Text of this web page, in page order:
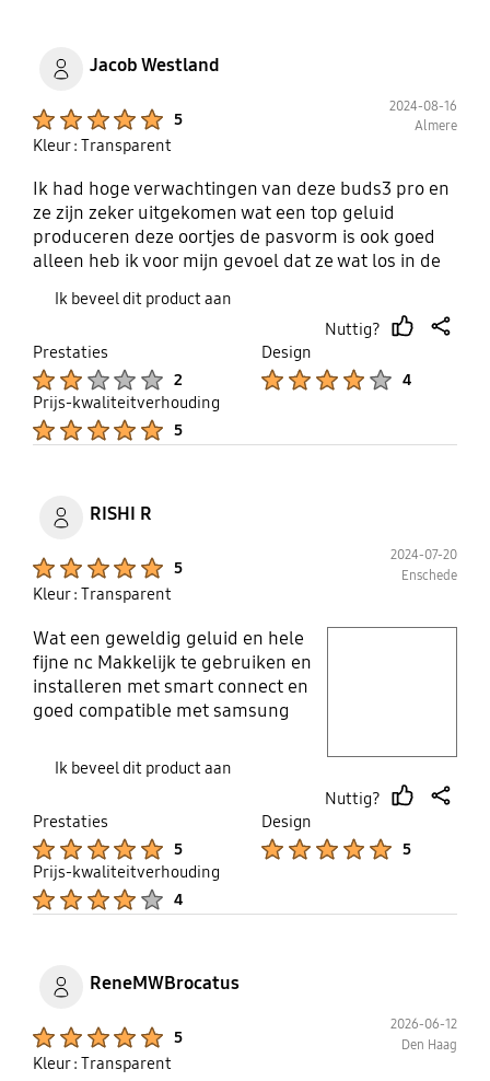
Jacob Westland
5
2024-08-16
Almere
Kleur : Transparent
Ik had hoge verwachtingen van deze buds3 pro en
ze zijn zeker uitgekomen wat een top geluid
produceren deze oortjes de pasvorm is ook goed
alleen heb ik voor mijn gevoel dat ze wat los in de
en moet ook enige moeite doen om ze uit mijn oren
te halen ff wennen dus moet wel zeggen dat de
pasvorm van de buds2 pro echt wel beter is die
voel je ook niet zitten maar zitten wel stevig
daarom voor deze 4sterren voor design Kortom het
zijn top oortjes zeker een aanbeveling Zeker met
Ik beveel dit product aan
Nuttig?
up
Prestaties
2
Design
4
Prijs-kwaliteitverhouding
5
RISHI R
5
2024-07-20
Enschede
Kleur : Transparent
Wat een geweldig geluid en hele
fijne nc Makkelijk te gebruiken en
installeren met smart connect en
goed compatible met samsung
batterij lang meegaat en het niet
ten koste gaat van het geluid , het
Ik beveel dit product aan
Nuttig?
up
Prestaties
5
Design
5
Prijs-kwaliteitverhouding
4
ReneMWBrocatus
5
2026-06-12
Den Haag
Kleur : Transparent